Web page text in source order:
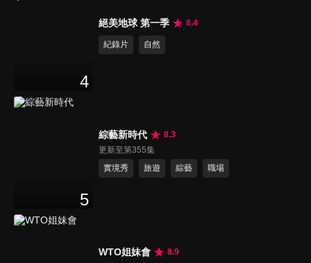
4
絕美地球 第一季 8.4
紀錄片 自然
5
綜藝新時代
8.3
更新至第355集
實境秀
旅遊 綜藝 職場
WTO姐妹會
8.9